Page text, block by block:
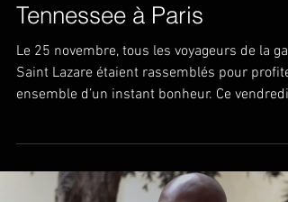
Tennessee à Paris
Le 25 novembre, tous les voyageurs de la
Saint Lazare étaient rassemblés pour profiter
ensemble d’un instant bonheur. Ce